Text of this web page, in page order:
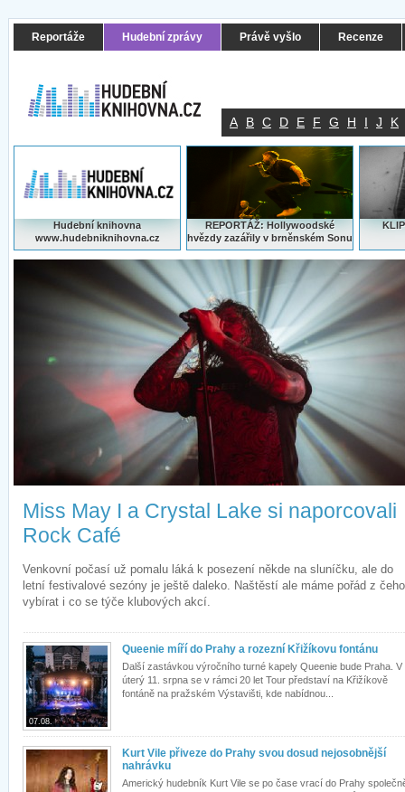
Reportáže Hudební zprávy Právě vyšlo Recenze
A B C D E F G H I J K
Hudební knihovna
www.hudebniknihovna.cz
REPORTÁŽ: Hollywoodské
hvězdy zazářily v brněnském Sonu
Miss May I a Crystal Lake si naporcovali
Rock Café
Venkovní počasí už pomalu láká k posezení někde na sluníčku, ale do
letní festivalové sezóny je ještě daleko. Naštěstí ale máme pořád z čeho
vybírat i co se týče klubových akcí.
07.08.
Queenie míří do Prahy a rozezní Křižíkovu fontánu
Další zastávkou výročního turné kapely Queenie bude Praha. V
úterý 11. srpna se v rámci 20 let Tour představí na Křižíkově
fontáně na pražském Výstavišti, kde nabídnou...
Kurt Vile přiveze do Prahy svou dosud nejosobnější
nahrávku
Americký hudebník Kurt Vile se po čase vrací do Prahy